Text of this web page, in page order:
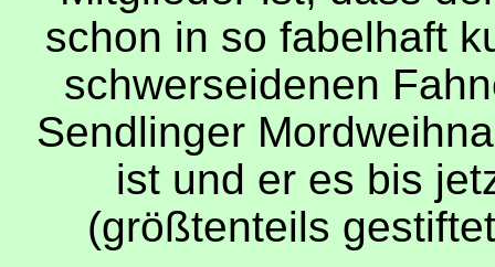
schon in so fabelhaft
schwerseidenen
Sendlinger
ist und er es bis
(größtenteils